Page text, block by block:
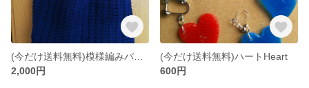
(今だけ送料無料)模様編みバック
2,000円
(今だけ送料無料)ハートHeart
600円